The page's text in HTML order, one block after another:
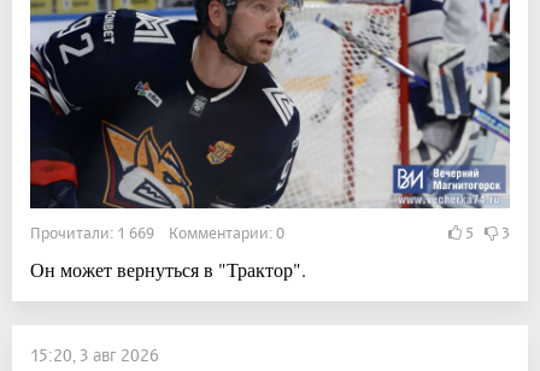
Прочитали: 1 669 Комментарии: 0 5 3
Он может вернуться в "Трактор".
15:20, 3 авг 2026